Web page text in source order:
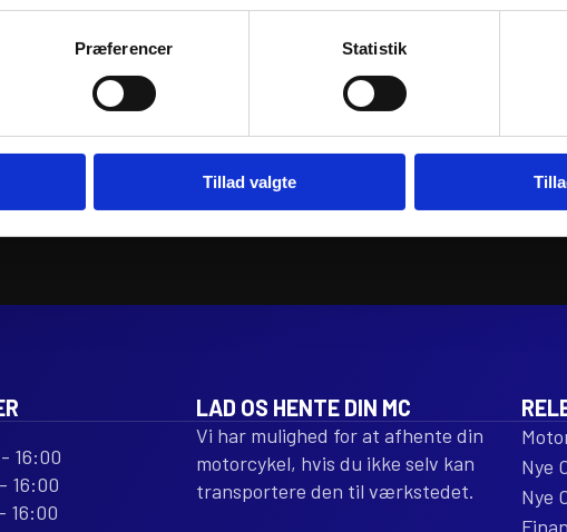
Præferencer Statistik
Tillad valgte
ATHENA PISTON KIT FORGED
978
inkl. moms
ATHENA PISTON KIT
16:00
16:00
16:00
LAD OS HENTE DIN MC
Vi har mulighed for at afhente din
motorcykel, hvis du ikke selv kan
transportere den til værkstedet.
Nye
Nye